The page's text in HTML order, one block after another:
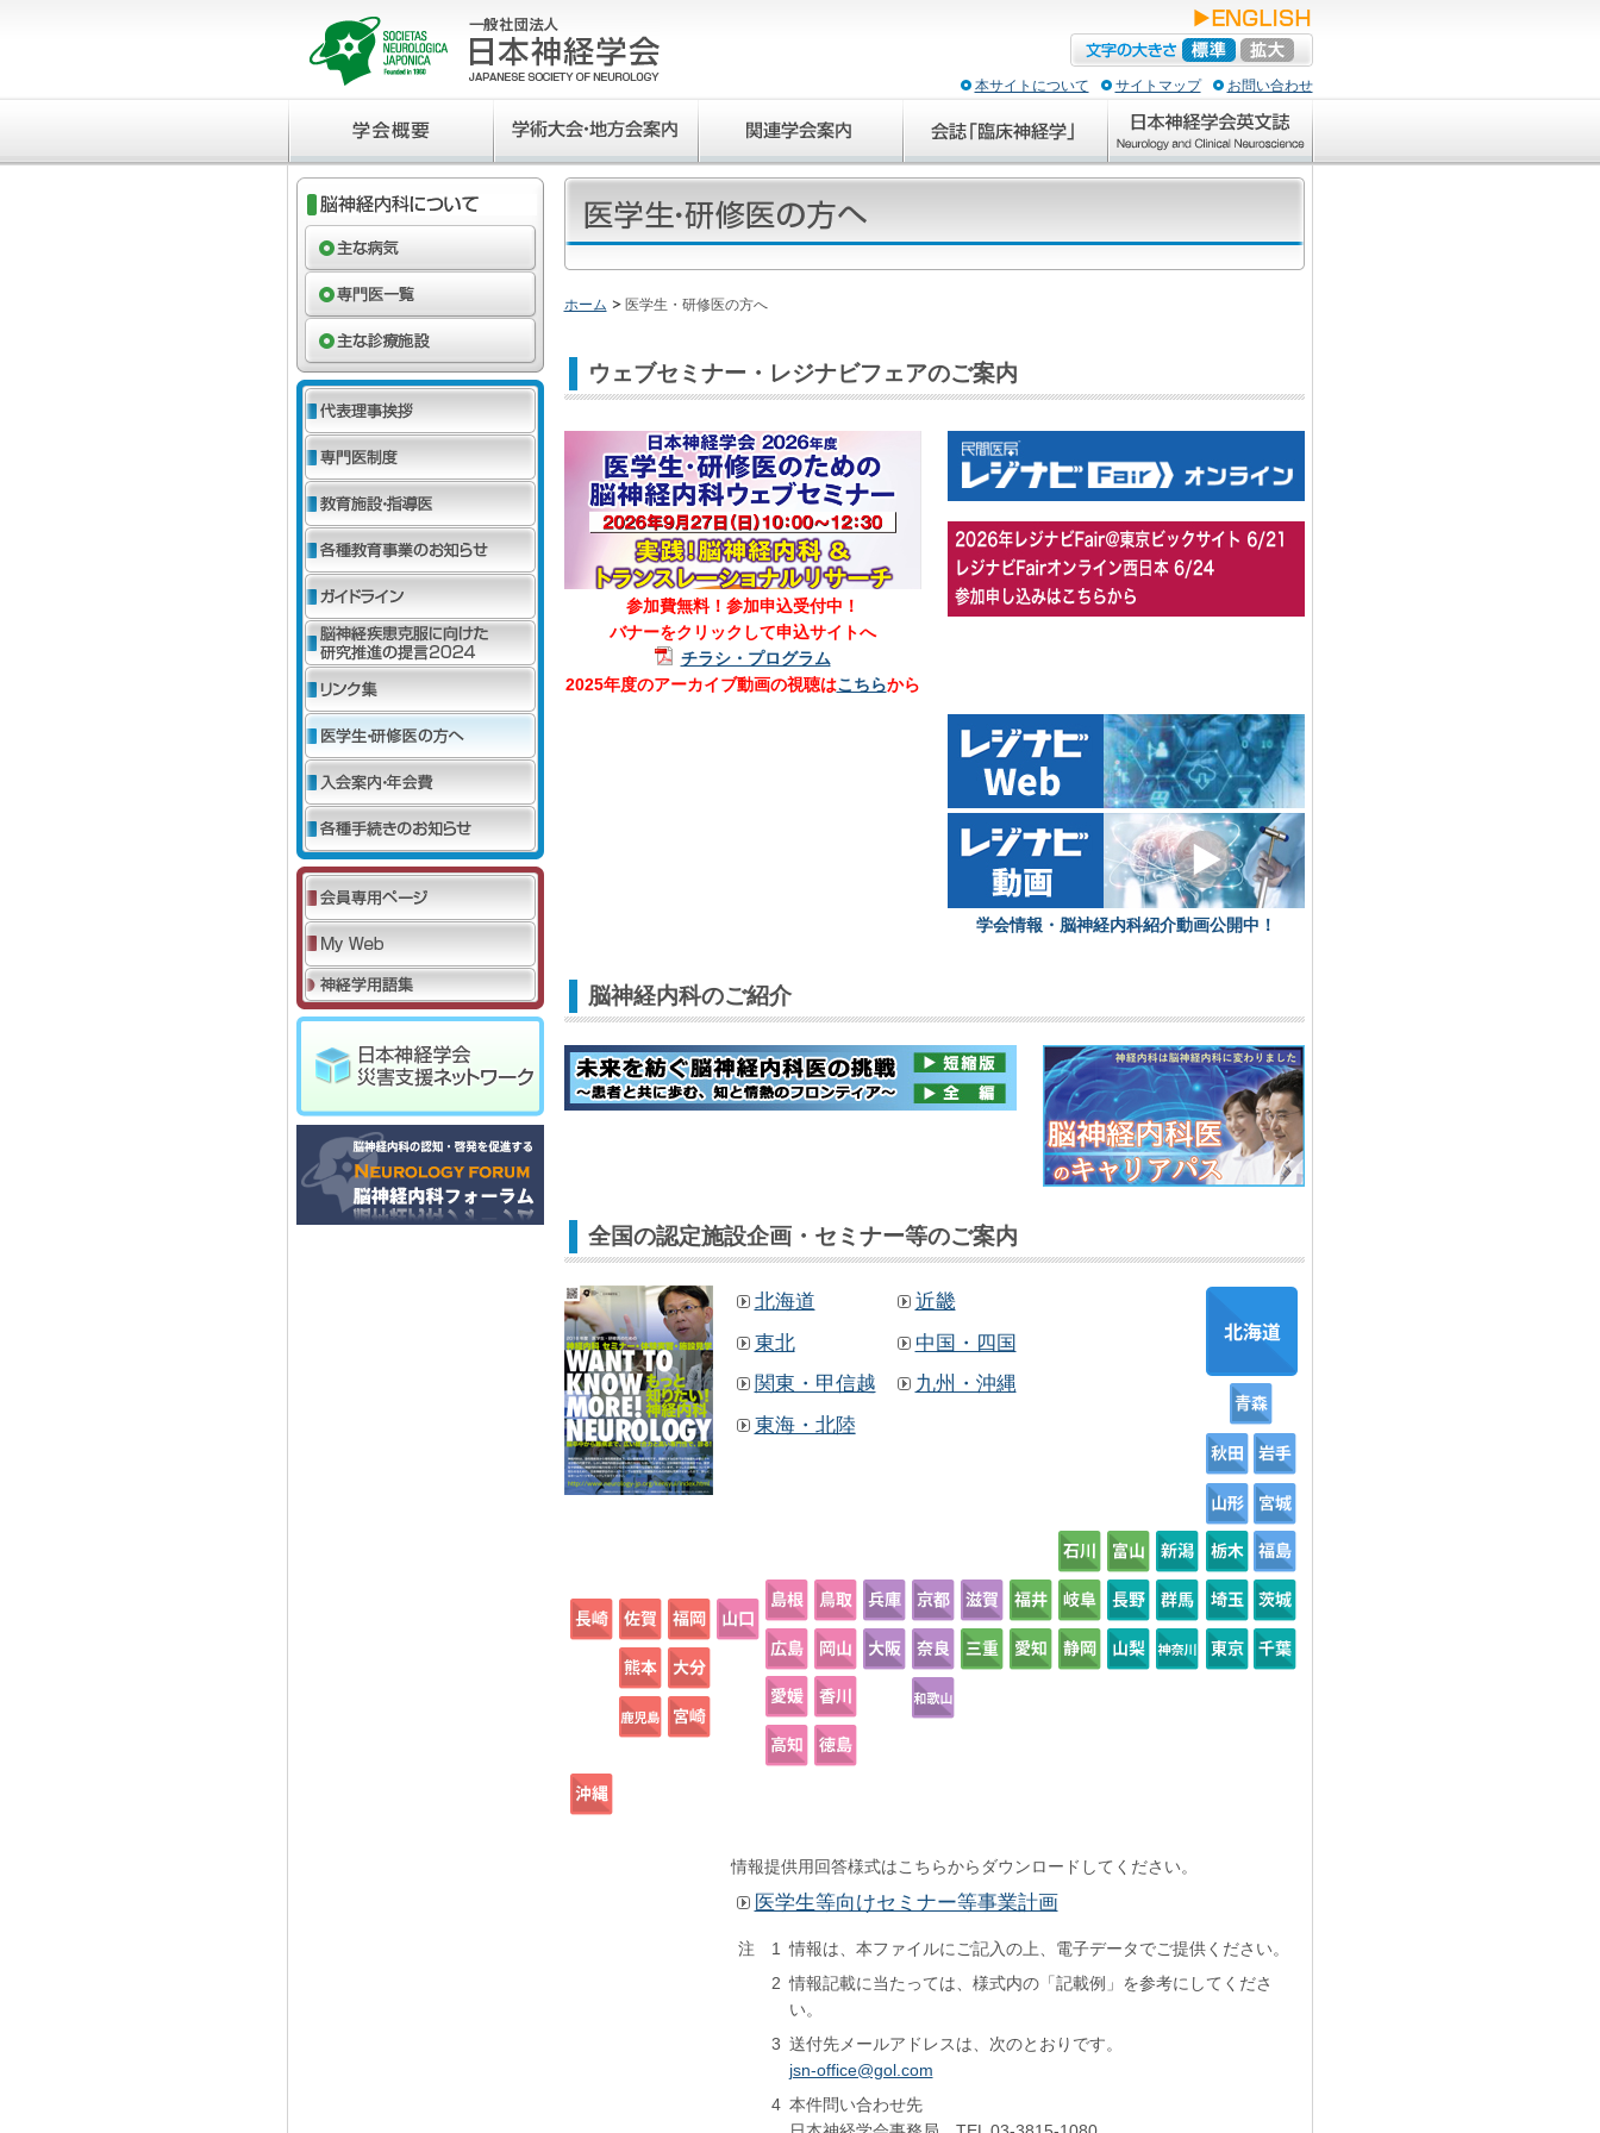
本サイトについて サイトマップ お問い合わせ
ホーム 医学生・研修医の方へ
ウェブセミナー・レジナビフェアのご案内
参加費無料！参加申込受付中！
バナーをクリックして申込サイトへ
チラシ・プログラム
2025年度のアーカイブ動画の視聴はこちらから
学会情報・脳神経内科紹介動画公開中！
脳神経内科のご紹介
全国の認定施設企画・セミナー等のご案内
北海道
東北
関東・甲信越
東海・北陸
近畿
中国・四国
九州・沖縄
情報提供用回答様式はこちらからダウンロードしてください。
医学生等向けセミナー等事業計画
注 1 情報は、本ファイルにご記入の上、電子データでご提供ください。
2 情報記載に当たっては、様式内の「記載例」を参考にしてくださ
い。
3 送付先メールアドレスは、次のとおりです。
jsn-office@gol.com
4 本件問い合わせ先